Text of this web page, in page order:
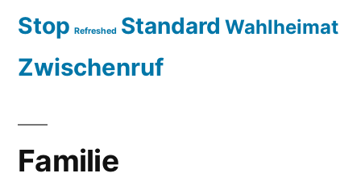
Stop Refreshed Standard Wahlheimat
Zwischenruf
Familie